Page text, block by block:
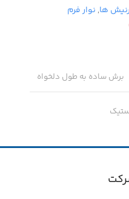
ها, نوار فرم
برش ساده به طول دلخواه